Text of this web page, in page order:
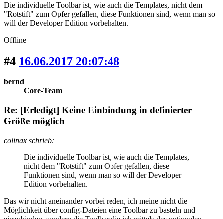
Die individuelle Toolbar ist, wie auch die Templates, nicht dem
"Rotstift" zum Opfer gefallen, diese Funktionen sind, wenn man so
will der Developer Edition vorbehalten.
Offline
#4 16.06.2017 20:07:48
bernd
Core-Team
Re: [Erledigt] Keine Einbindung in definierter
Größe möglich
colinax schrieb:
Die individuelle Toolbar ist, wie auch die Templates,
nicht dem "Rotstift" zum Opfer gefallen, diese
Funktionen sind, wenn man so will der Developer
Edition vorbehalten.
Das wir nicht aneinander vorbei reden, ich meine nicht die
Möglichkeit über config-Dateien eine Toolbar zu basteln und